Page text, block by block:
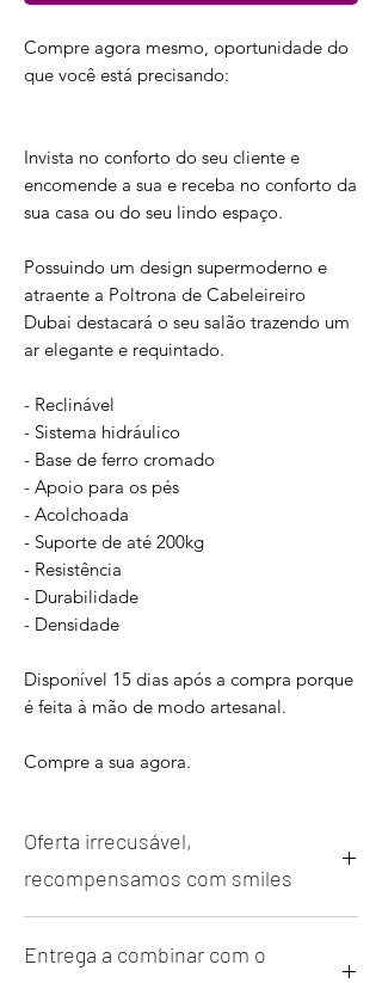
Compre agora mesmo, oportunidade do
que você está precisando:
Invista no conforto do seu cliente e
encomende a sua e receba no conforto da
sua casa ou do seu lindo espaço.
Possuindo um design supermoderno e
atraente a Poltrona de Cabeleireiro
Dubai destacará o seu salão trazendo um
ar elegante e requintado.
- Reclinável
- Sistema hidráulico
- Base de ferro cromado
- Apoio para os pés
- Acolchoada
- Suporte de até 200kg
- Resistência
- Durabilidade
- Densidade
Disponível 15 dias após a compra porque
é feita à mão de modo artesanal.
Compre a sua agora.
Oferta irrecusável,
recompensamos com smiles
R$166,41 sem entrada e sem juros ou à
Entrega a combinar com o